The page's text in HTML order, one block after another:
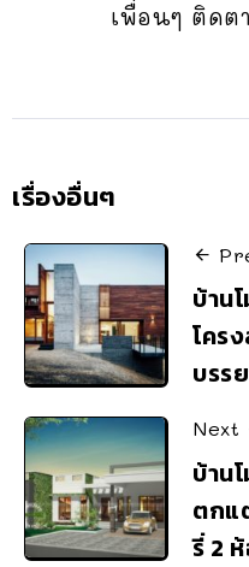
เพื่อนๆ ติดต
เรื่องอื่นๆ
บ้าน
โคร
บรร
Next
บ้าน
ตกแ
รี่ 2